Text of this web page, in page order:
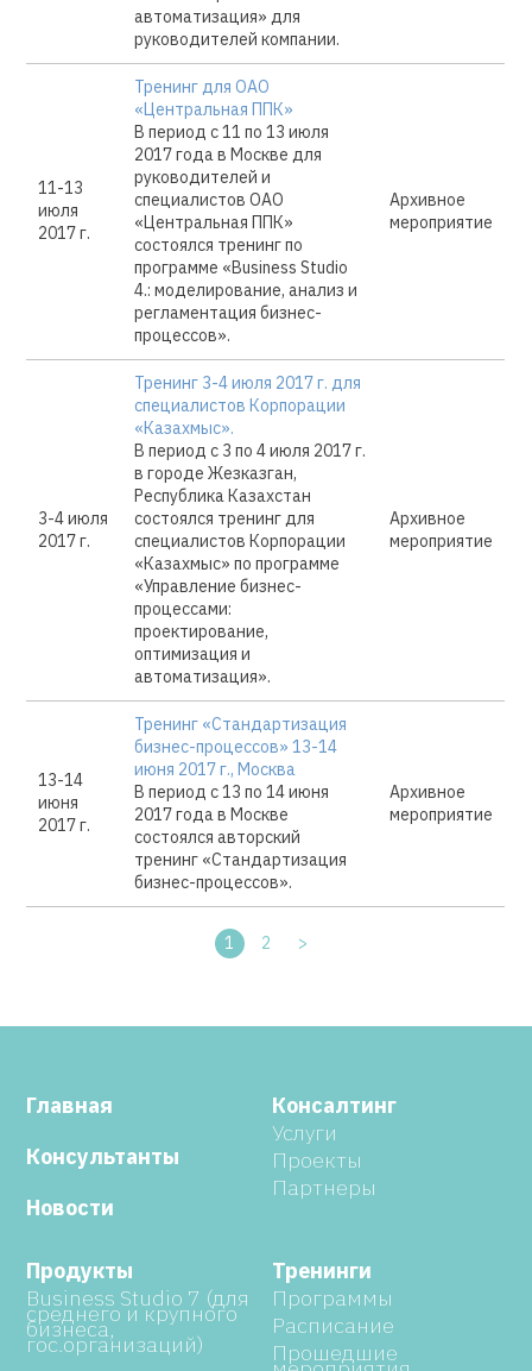
автоматизация» для
руководителей компании.
11-13
июля
2017 г.
Тренинг для ОАО
«Центральная ППК»
В период с 11 по 13 июля
2017 года в Москве для
руководителей и
специалистов ОАО
«Центральная ППК»
состоялся тренинг по
программе «Business Studio
4.: моделирование, анализ и
регламентация бизнес-
процессов».
Архивное
мероприятие
3-4 июля
2017 г.
Тренинг 3-4 июля 2017 г. для
специалистов Корпорации
«Казахмыс».
В период с 3 по 4 июля 2017 г.
в городе Жезказган,
Республика Казахстан
состоялся тренинг для
специалистов Корпорации
«Казахмыс» по программе
«Управление бизнес-
процессами:
проектирование,
оптимизация и
автоматизация».
Архивное
мероприятие
13-14
июня
2017 г.
Тренинг «Стандартизация
бизнес-процессов» 13-14
июня 2017 г., Москва
В период с 13 по 14 июня
2017 года в Москве
состоялся авторский
тренинг «Стандартизация
бизнес-процессов».
Архивное
мероприятие
1 2 >
Главная
Консультанты
Новости
Консалтинг
Услуги
Проекты
Партнеры
Продукты
Business Studio 7 (для
среднего и крупного
бизнеса,
гос.организаций)
Тренинги
Программы
Расписание
Прошедшие